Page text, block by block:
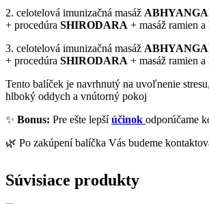
2. celotelová imunizačná masáž
+ procedúra SHIRODARA + masáž ramien
3. celotelová imunizačná masáž
+ procedúra SHIRODARA + masáž ramien
Tento balíček je navrhnutý na uvoľnenie
hlboký oddych a vnútorný pokoj
✨ Bonus: Pre ešte lepšíúčinok odporúčame
🌿 Po zakúpení balíčka Vás budeme
Súvisiace produkty